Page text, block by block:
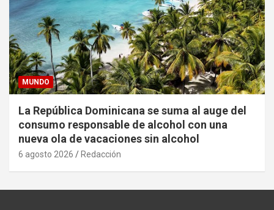
MUNDO
La República Dominicana se suma al auge del
consumo responsable de alcohol con una
nueva ola de vacaciones sin alcohol
6 agosto 2026 Redacción